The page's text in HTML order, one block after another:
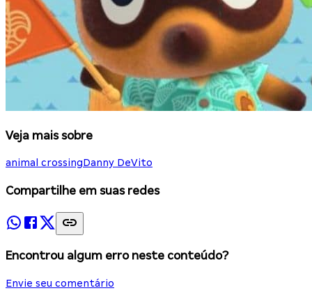
Veja mais sobre
animal crossingDanny DeVito
Compartilhe em suas redes
Encontrou algum erro neste conteúdo?
Envie seu comentário